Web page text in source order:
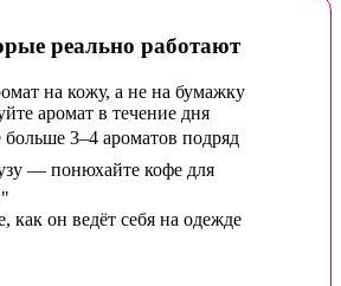
реально работают
на кожу, а не на бумажку
аромат в течение дня
больше 3–4 ароматов подряд
— понюхайте кофе для
как он ведёт себя на одежде